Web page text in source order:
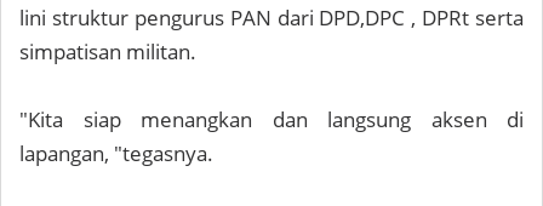
lini struktur pengurus PAN dari DPD,DPC , DPRt serta
simpatisan militan.
"Kita siap menangkan dan langsung aksen di
lapangan, "tegasnya.